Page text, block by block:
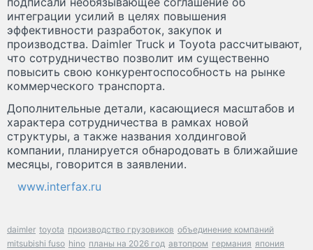
интеграции усилий в целях повышения
эффективности разработок, закупок и
производства. Daimler Truck и Toyota рассчитывают,
что сотрудничество позволит им существенно
повысить свою конкурентоспособность на рынке
коммерческого транспорта.
Дополнительные детали, касающиеся масштабов и
характера сотрудничества в рамках новой
структуры, а также названия холдинговой
компании, планируется обнародовать в ближайшие
месяцы, говорится в заявлении.
www.interfax.ru
daimler toyota производство грузовиков объединение компаний
mitsubishi fuso hino планы на 2026 год автопром германия япония